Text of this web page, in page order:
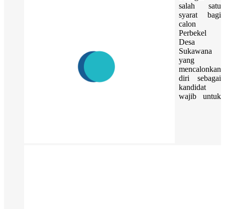
salah satu
syarat bagi
calon
Perbekel
Desa
Sukawana
yang
mencalonkan
diri sebagai
kandidat
wajib untuk